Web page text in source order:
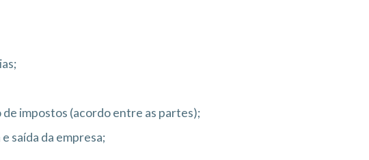
impostos (acordo entre as partes);
saída da empresa;